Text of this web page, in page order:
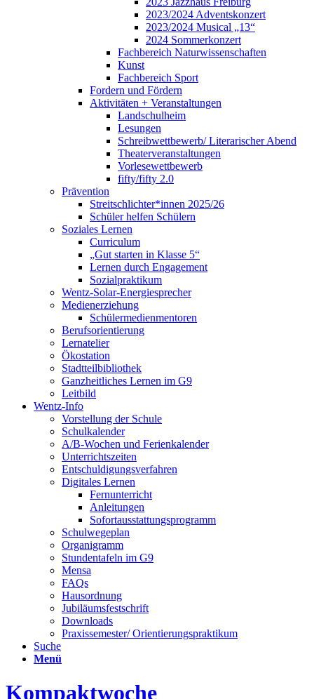
2023/2024 Adventskonzert
2023/2024 Musical „13“
2024 Sommerkonzert
Fachbereich Naturwissenschaften
Kunst
Fachbereich Sport
Fordern und Fördern
Aktivitäten + Veranstaltungen
Landschulheim
Lesungen
Schreibwettbewerb/ Literarischer Abend
Theaterveranstaltungen
Vorlesewettbewerb
fifty/fifty 2.0
Prävention
Streitschlichter*innen 2025/26
Schüler helfen Schülern
Soziales Lernen
Curriculum
„Gut starten in Klasse 5“
Lernen durch Engagement
Sozialpraktikum
Wentz-Solar-Energiesprecher
Medienerziehung
Schülermedienmentoren
Berufsorientierung
Lernatelier
Ökostation
Stadtteilbibliothek
Ganzheitliches Lernen im G9
Leitbild
Wentz-Info
Vorstellung der Schule
Schulkalender
A/B-Wochen und Ferienkalender
Unterrichtszeiten
Entschuldigungsverfahren
Digitales Lernen
Fernunterricht
Anleitungen
Sofortausstattungsprogramm
Schulwegeplan
Organigramm
Stundentafeln im G9
Mensa
FAQs
Hausordnung
Jubiläumsfestschrift
Downloads
Praxissemester/ Orientierungspraktikum
Suche
Menü
Kompaktwoche